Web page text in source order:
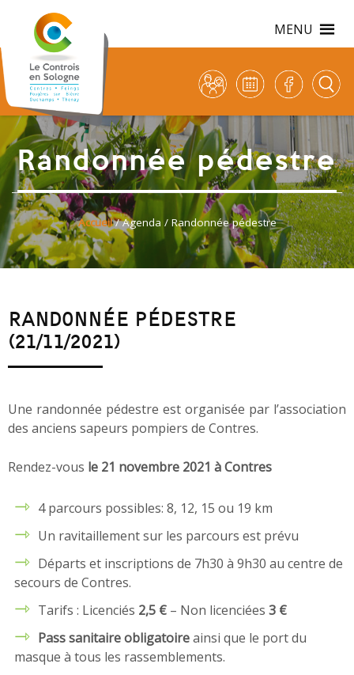
MENU
Randonnée pédestre
Accueil/Agenda / Randonnée pédestre
RANDONNÉE PÉDESTRE
(21/11/2021)
Une randonnée pédestre est organisée par l’association
des anciens sapeurs pompiers de Contres.
Rendez-vous le 21 novembre 2021 à Contres
4 parcours possibles: 8, 12, 15 ou 19 km
Un ravitaillement sur les parcours est prévu
Départs et inscriptions de 7h30 à 9h30 au centre de
secours de Contres.
Tarifs : Licenciés 2,5 € – Non licenciées 3 €
Pass sanitaire obligatoireainsi que le port du
masque à tous les rassemblements.